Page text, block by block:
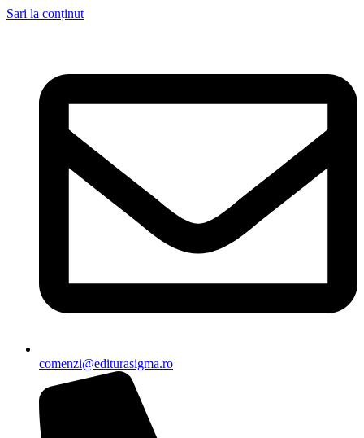
Sari la conținut
comenzi@editurasigma.ro